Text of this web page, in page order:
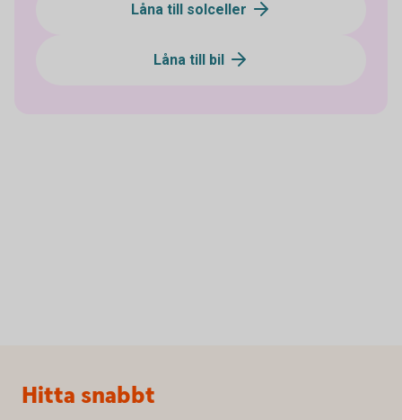
Låna till solceller
Låna till bil
Sidfot
Hitta snabbt